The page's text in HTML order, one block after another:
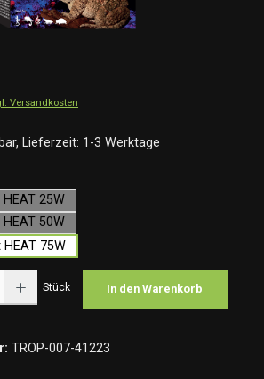
Versandkosten
Lieferzeit: 1-3 Werktage
25W
50W
75W
Stück In den Warenkorb
TROP-007-41223